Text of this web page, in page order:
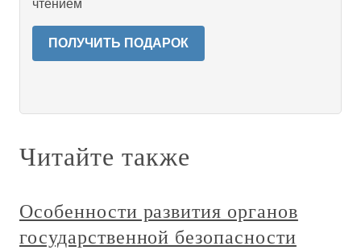
чтением
ПОЛУЧИТЬ ПОДАРОК
Читайте также
Особенности развития органов
государственной безопасности